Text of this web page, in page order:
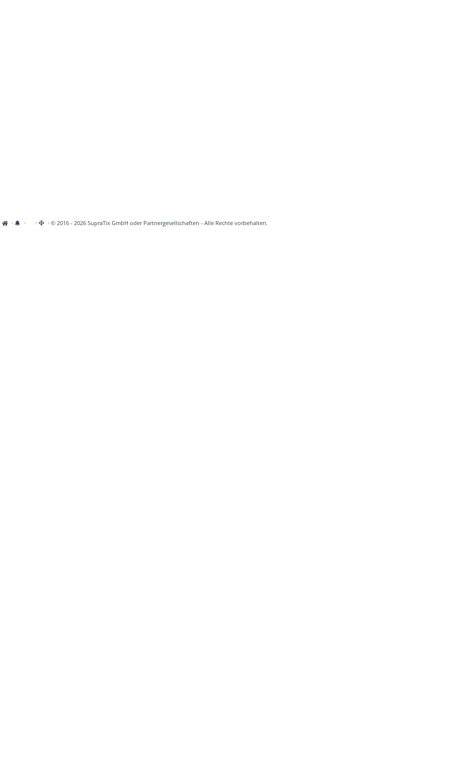
· · · · © 2016 - 2026 SupraTix GmbH oder Partnergesellschaften - Alle Rechte vorbehalten.